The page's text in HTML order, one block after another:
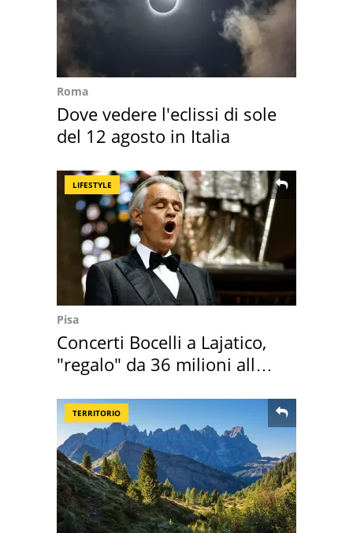
Roma
Dove vedere l'eclissi di sole
del 12 agosto in Italia
LIFESTYLE
Pisa
Concerti Bocelli a Lajatico,
"regalo" da 36 milioni alla
TERRITORIO